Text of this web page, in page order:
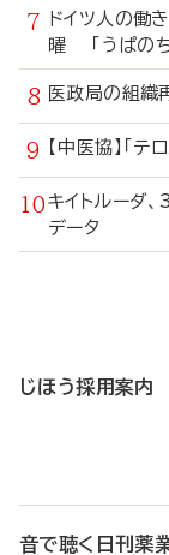
ドイツ人の
曜 「うぱのち
医政局の組
【中医協】「
キイトルーダ
データ
じほう採用案内
音で聴く日刊